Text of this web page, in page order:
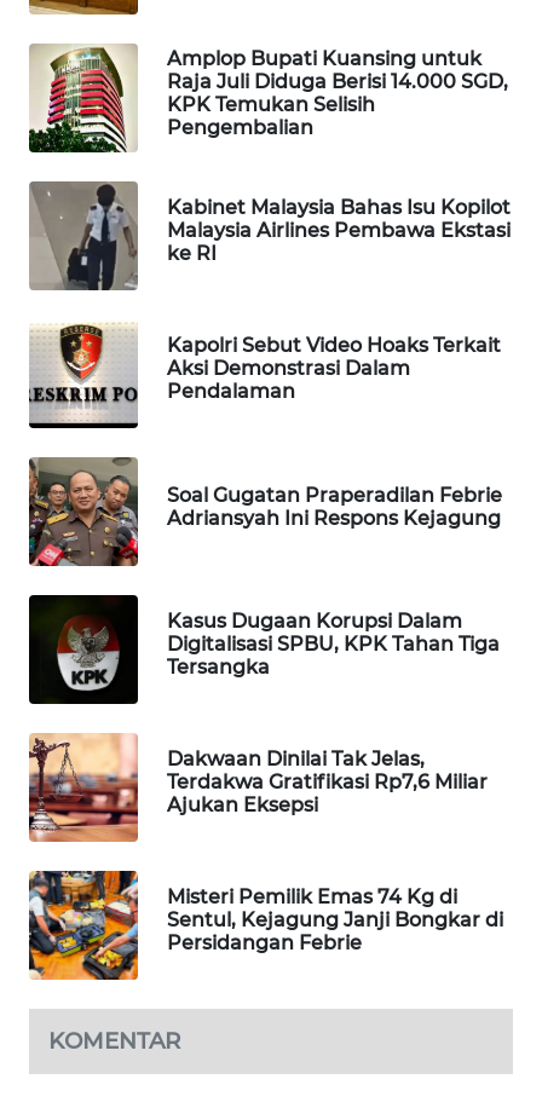
Amplop Bupati Kuansing untuk
Raja Juli Diduga Berisi 14.000 SGD,
KPK Temukan Selisih
Pengembalian
Kabinet Malaysia Bahas Isu Kopilot
Malaysia Airlines Pembawa Ekstasi
ke RI
Kapolri Sebut Video Hoaks Terkait
Aksi Demonstrasi Dalam
Pendalaman
Soal Gugatan Praperadilan Febrie
Adriansyah Ini Respons Kejagung
Kasus Dugaan Korupsi Dalam
Digitalisasi SPBU, KPK Tahan Tiga
Tersangka
Dakwaan Dinilai Tak Jelas,
Terdakwa Gratifikasi Rp7,6 Miliar
Ajukan Eksepsi
Misteri Pemilik Emas 74 Kg di
Sentul, Kejagung Janji Bongkar di
Persidangan Febrie
KOMENTAR
Wahana
Group
WAHANA
NEWS
WAHANA
TANI
WAHANA
ADVOKAT
WAHANA
INFRASTRUKTUR
WAHANA
KONSUMEN
WAHANA
WAHANA
TRAVEL
WAHANA
TV
WAHANANEWS
WAHANANEWS
CO ID
WAHANANEWS
NET